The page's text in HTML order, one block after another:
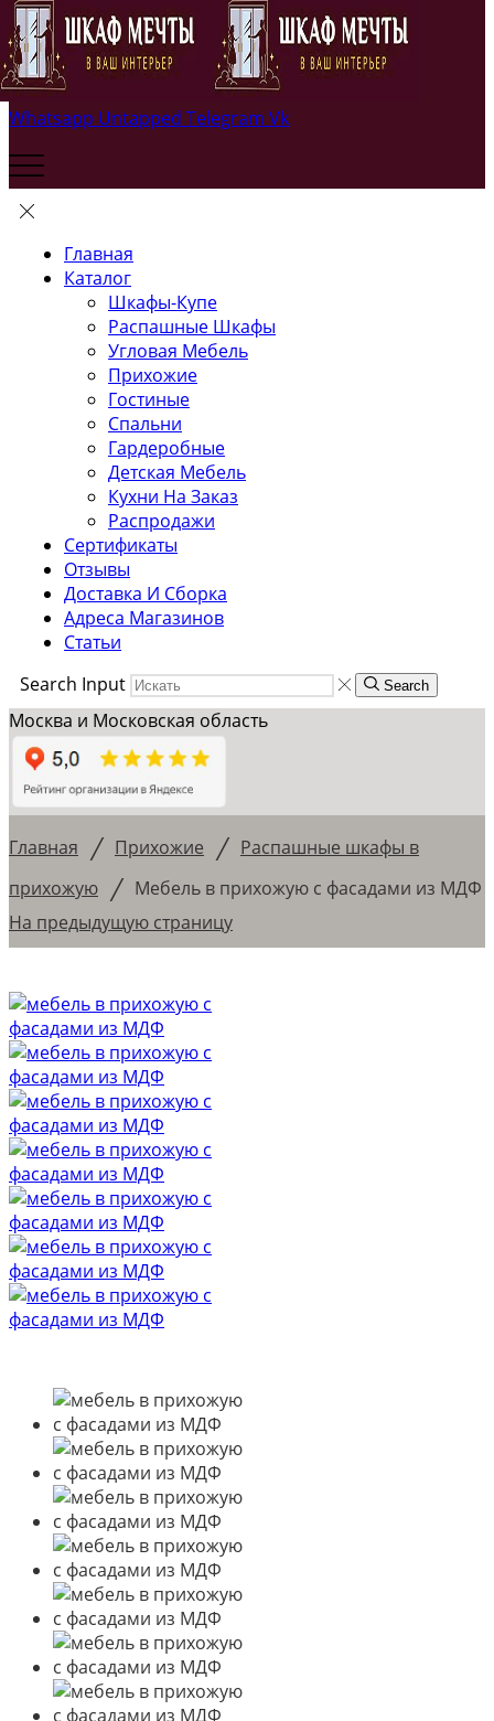
Whatsapp Untapped Telegram Vk
Главная
Каталог
Шкафы-Купе
Распашные Шкафы
Угловая Мебель
Прихожие
Гостиные
Спальни
Гардеробные
Детская Мебель
Кухни На Заказ
Распродажи
Сертификаты
Отзывы
Доставка И Сборка
Адреса Магазинов
Статьи
Search Input
Search
Москва и Московская область
Главная / Прихожие / Распашные шкафы в
прихожую / Мебель в прихожую с фасадами из МДФ
На предыдущую страницу